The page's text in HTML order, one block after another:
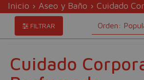
Inicio › Aseo y Baño › Cuidado
FILTRAR
Cuidado